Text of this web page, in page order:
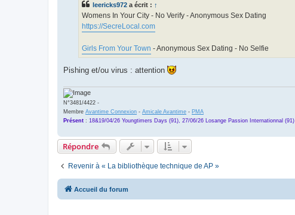
leericks972 a écrit : ↑
Womens In Your City - No Verify - Anonymous Sex Dating
https://SecreLocal.com
Girls From Your Town - Anonymous Sex Dating - No Selfie
Pishing et/ou virus : attention
N°3481/4422 -
Membre Avantime Connexion - Amicale Avantime - PMA
Présent : 18&19/04/26 Youngtimers Days (91), 27/06/26 Losange Passion Internationnal (91)
Répondre
Revenir à « La bibliothèque technique de AP »
Accueil du forum